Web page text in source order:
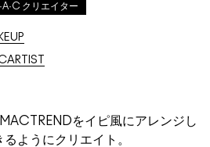
クリエイター
をイピ風にアレンジし
ようにクリエイト。